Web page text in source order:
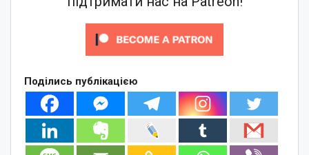
Поділись публікацією